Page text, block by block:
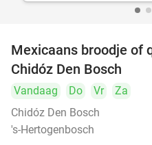
Mexicaans broodje of
Chidóz Den Bosch
Vandaag Do Vr
Za
Chidóz Den Bosch
's-Hertogenbosch